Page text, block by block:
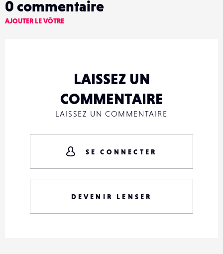
0 commentaire
AJOUTER LE VÔTRE
LAISSEZ UN
COMMENTAIRE
LAISSEZ UN COMMENTAIRE
SE CONNECTER
DEVENIR LENSER